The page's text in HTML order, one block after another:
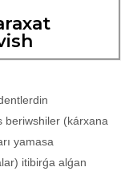
beriwshiler (kárxana
yamasa
itibirǵa alǵan